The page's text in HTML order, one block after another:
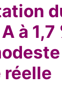
à 1,7
réelle